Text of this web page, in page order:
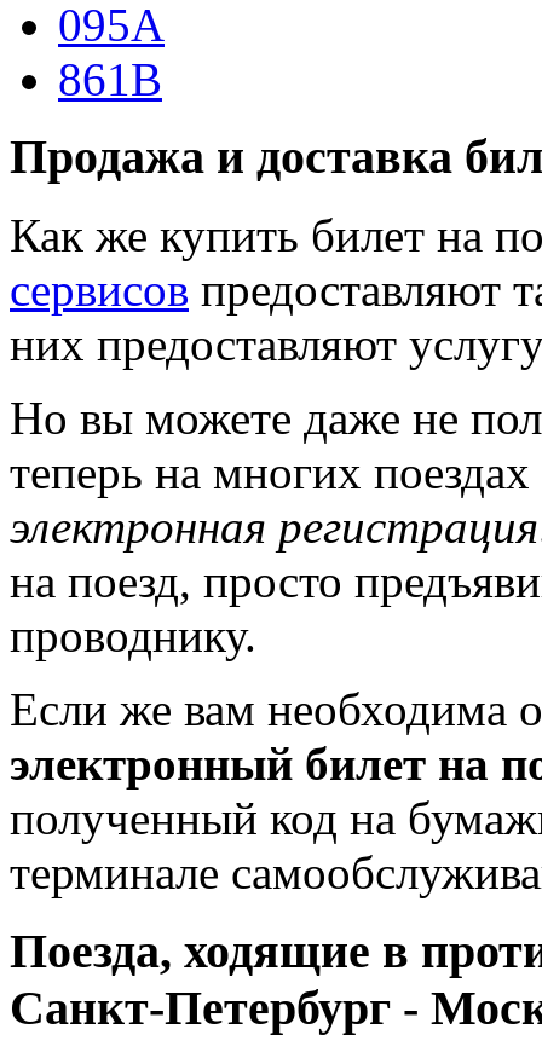
095А
861В
Продажа и доставка
Как же купить билет на
сервисов предоставляют
них предоставляют
Но вы можете даже не
теперь на многих
электронная регистрация
на поезд, просто
проводнику.
Если же вам необходима
электронный билет на
полученный код на
терминале
Поезда, ходящие в
Санкт-Петербург -